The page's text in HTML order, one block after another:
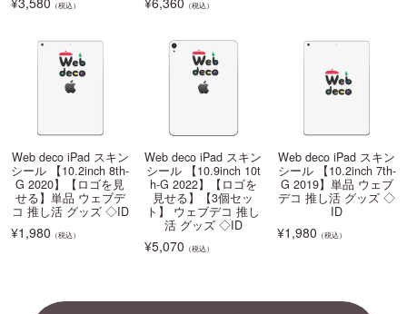
（税込） （税込）
Web deco iPad スキン
シール 【10.2inch 8th-
G 2020】【ロゴを見
せる】単品 ウェブデ
コ 推し活 グッズ ◇ID
¥1,980 （税込）
Web deco iPad スキン
シール 【10.9inch 10t
h-G 2022】【ロゴを
見せる】【3個セッ
ト】 ウェブデコ 推し
活 グッズ ◇ID
¥5,070 （税込）
Web deco iPad スキン
シール 【10.2inch 7th-
G 2019】単品 ウェブ
デコ 推し活 グッズ ◇
ID
¥1,980 （税込）